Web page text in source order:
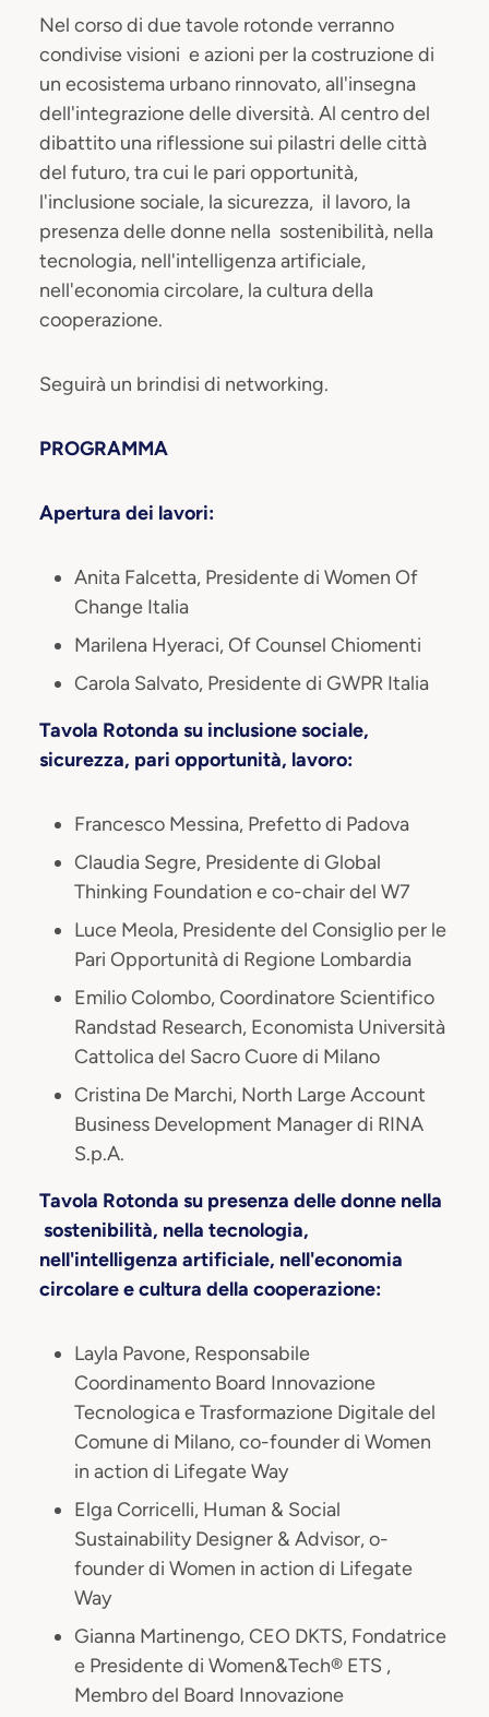
Nel corso di due tavole rotonde verranno
condivise visioni e azioni per la costruzione di
un ecosistema urbano rinnovato, all'insegna
dell'integrazione delle diversità. Al centro del
dibattito una riflessione sui pilastri delle città
del futuro, tra cui le pari opportunità,
l'inclusione sociale, la sicurezza, il lavoro, la
presenza delle donne nella sostenibilità, nella
tecnologia, nell'intelligenza artificiale,
nell'economia circolare, la cultura della
cooperazione.
Seguirà un brindisi di networking.
PROGRAMMA
Apertura dei lavori:
Anita Falcetta, Presidente di Women Of
Change Italia
Marilena Hyeraci, Of Counsel Chiomenti
Carola Salvato, Presidente di GWPR Italia
Tavola Rotonda su inclusione sociale,
sicurezza, pari opportunità, lavoro:
Francesco Messina, Prefetto di Padova
Claudia Segre, Presidente di Global
Thinking Foundation e co-chair del W7
Luce Meola, Presidente del Consiglio per le
Pari Opportunità di Regione Lombardia
Emilio Colombo, Coordinatore Scientifico
Randstad Research, Economista Università
Cattolica del Sacro Cuore di Milano
Cristina De Marchi, North Large Account
Business Development Manager di RINA
S.p.A.
Tavola Rotonda su presenza delle donne nella
sostenibilità, nella tecnologia,
nell'intelligenza artificiale, nell'economia
circolare e cultura della cooperazione:
Layla Pavone, Responsabile
Coordinamento Board Innovazione
Tecnologica e Trasformazione Digitale del
Comune di Milano, co-founder di Women
in action di Lifegate Way
Elga Corricelli, Human & Social
Sustainability Designer & Advisor, o-
founder di Women in action di Lifegate
Way
Gianna Martinengo, CEO DKTS, Fondatrice
e Presidente di Women&Tech® ETS ,
Membro del Board Innovazione